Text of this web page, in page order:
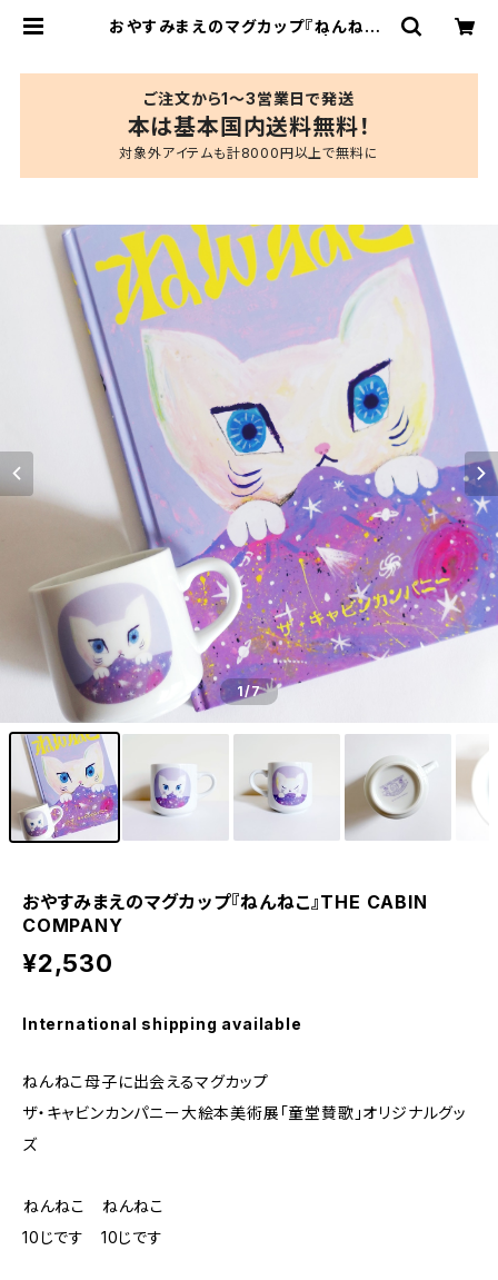
おやすみまえのマグカップ『ねんねこ』
ご注文から1〜3営業日で発送
本は基本国内送料無料！
対象外アイテムも計8000円以上で無料に
1/7
おやすみまえのマグカップ『ねんねこ』THE CABIN
COMPANY
¥2,530
International shipping available
ねんねこ母子に出会えるマグカップ
ザ・キャビンカンパニー大絵本美術展「童堂賛歌」オリジナルグッ
ズ
――ねんねこ ねんねこ
10じです 10じです――